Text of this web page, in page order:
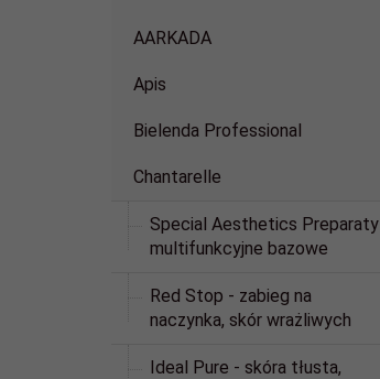
AARKADA
Apis
Bielenda Professional
Chantarelle
Special Aesthetics Preparaty
multifunkcyjne bazowe
Red Stop - zabieg na
naczynka, skór wrażliwych
Ideal Pure - skóra tłusta,